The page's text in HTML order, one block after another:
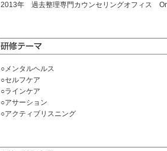
2013年 過去整理専門カウンセリングオフィス
○メンタルヘルス
○セルフケア
○ラインケア
○アサーション
○アクティブリスニング